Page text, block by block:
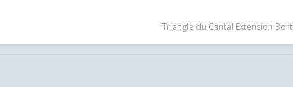
Triangle du Cantal Extension